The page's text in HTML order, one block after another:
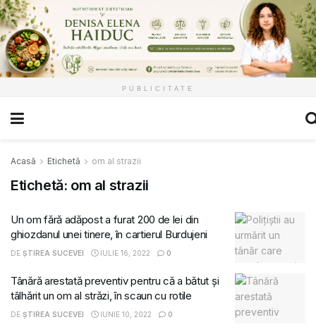
PUBLICITATE
Acasă Etichetă om al strazii
Etichetă: om al strazii
Un om fără adăpost a furat 200 de lei din
ghiozdanul unei tinere, în cartierul Burdujeni
DE ȘTIREA SUCEVEI IULIE 16, 2022 0
Tânără arestată preventiv pentru că a bătut și
tâlhărit un om al străzi, în scaun cu rotile
DE ȘTIREA SUCEVEI IUNIE 10, 2022 0